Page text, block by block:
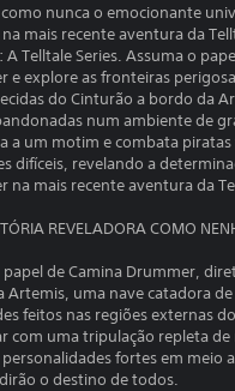
nunca o emocionante
na mais recente aventura da
A Telltale Series. Assuma o
e explore as fronteiras
do Cinturão a bordo da
num ambiente de
a um motim e combata
difíceis, revelando a
na mais recente aventura da
REVELADORA COMO
papel de Camina Drummer,
Artemis, uma nave catadora
feitos nas regiões externas
com uma tripulação repleta
fortes em meio
o destino de todos.